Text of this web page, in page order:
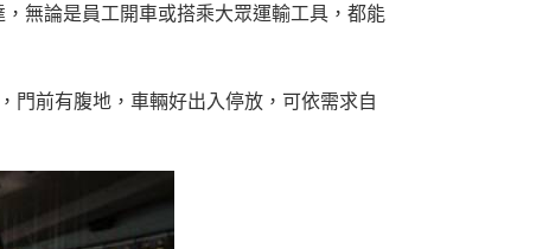
無論是員工開車或搭乘大眾運輸工具，都能
門前有腹地，車輛好出入停放，可依需求自